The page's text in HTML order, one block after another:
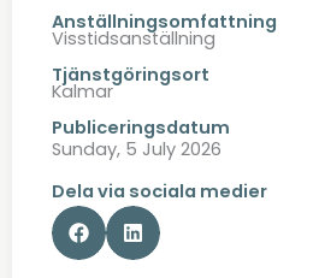
Anställningsomfattning
Visstidsanställning
Tjänstgöringsort
Kalmar
Publiceringsdatum
Sunday, 5 July 2026
Dela via sociala medier